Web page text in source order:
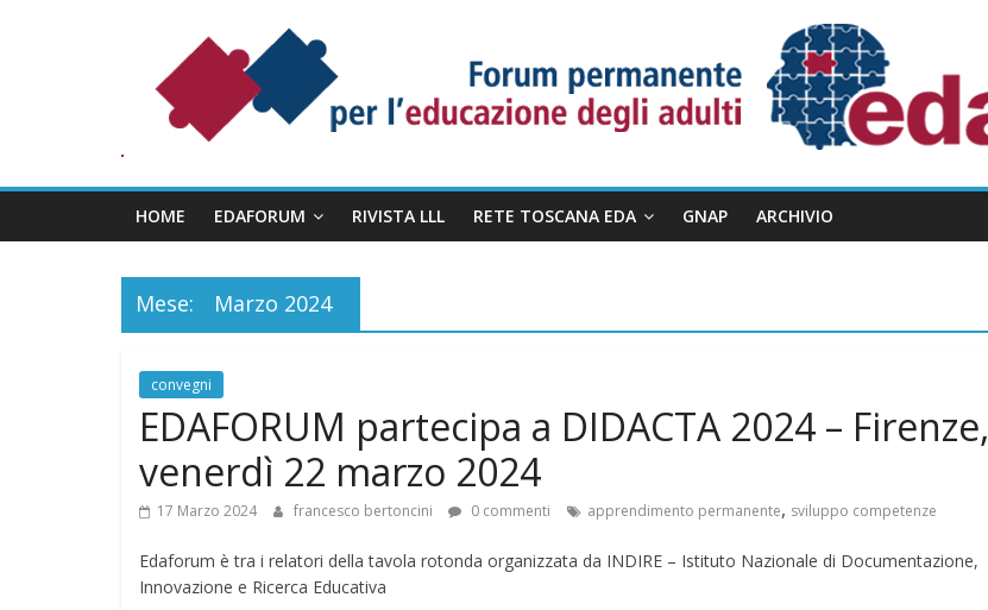
Permanente
l’Educazione
degli
HOME EDAFORUM RIVISTA LLL RETE TOSCANA EDA GNAP ARCHIVIO
Mese: Marzo 2024
convegni
EDAFORUM partecipa a DIDACTA 2024 – Firenze,
venerdì 22 marzo 2024
17 Marzo 2024 francesco bertoncini 0 commenti apprendimento permanente, sviluppo competenze
Edaforum è tra i relatori della tavola rotonda organizzata da INDIRE – Istituto Nazionale di Documentazione,
Innovazione e Ricerca Educativa